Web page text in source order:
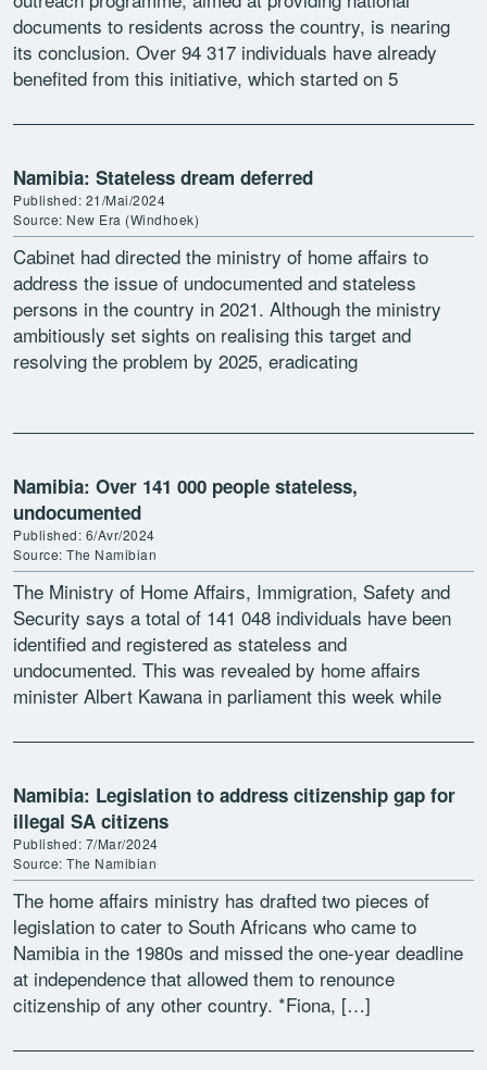
documents to residents across the country, is nearing
its conclusion. Over 94 317 individuals have already
benefited from this initiative, which started on 5
Namibia: Stateless dream deferred
Published: 21/Mai/2024
Source: New Era (Windhoek)
Cabinet had directed the ministry of home affairs to
address the issue of undocumented and stateless
persons in the country in 2021. Although the ministry
ambitiously set sights on realising this target and
resolving the problem by 2025, eradicating
Namibia: Over 141 000 people stateless,
undocumented
Published: 6/Avr/2024
Source: The Namibian
The Ministry of Home Affairs, Immigration, Safety and
Security says a total of 141 048 individuals have been
identified and registered as stateless and
undocumented. This was revealed by home affairs
minister Albert Kawana in parliament this week while
Namibia: Legislation to address citizenship gap for
illegal SA citizens
Published: 7/Mar/2024
Source: The Namibian
The home affairs ministry has drafted two pieces of
legislation to cater to South Africans who came to
Namibia in the 1980s and missed the one-year deadline
at independence that allowed them to renounce
citizenship of any other country. *Fiona, […]